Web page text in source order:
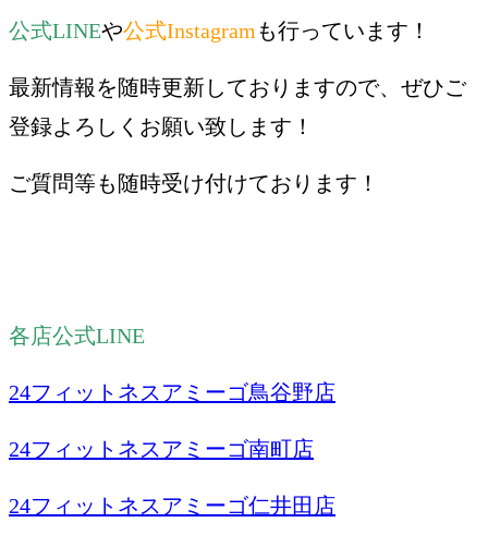
公式LINEや公式Instagram も行っています！
最新情報を随時更新しておりますので、ぜひご
登録よろしくお願い致します！
ご質問等も随時受け付けております！
各店公式LINE
24フィットネスアミーゴ鳥谷野店
24フィットネスアミーゴ南町店
24フィットネスアミーゴ仁井田店